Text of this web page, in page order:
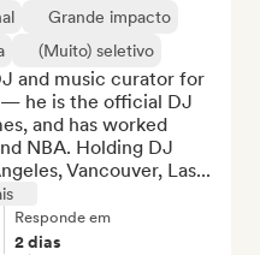
Grande impacto
(Muito) seletivo
and music curator for
— he is the official DJ
and has worked
NBA. Holding DJ
Vancouver, Las...
Responde em
2 dias